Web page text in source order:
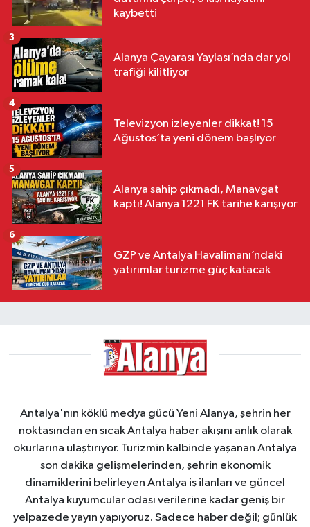
kaybetti
Alanya Çayarası Yaylası’nda dar yol
trafiği kilitliyor
3
Televizyon izleyenler dikkat! 15
Ağustos’ta yeni dönem başlıyor
4
Alanya sahip çıkmadı, Manavgat
kaptı! Alanya 1221 FK tarihe karışıyor
5
GZP ve Antalya Havalimanı’ndaki
yatırımlar turizme güç katacak
6
Antalya'nın köklü medya gücü Yeni Alanya, şehrin her
noktasından en sıcak Antalya haber akışını anlık olarak
okurlarına ulaştırıyor. Turizmin kalbinde yaşanan Antalya
son dakika gelişmelerinden, şehrin ekonomik
dinamiklerini belirleyen Antalya iş ilanları ve güncel
Antalya kuyumcular odası verilerine kadar geniş bir
yelpazede yayın yapıyoruz. Sadece haber değil; günlük